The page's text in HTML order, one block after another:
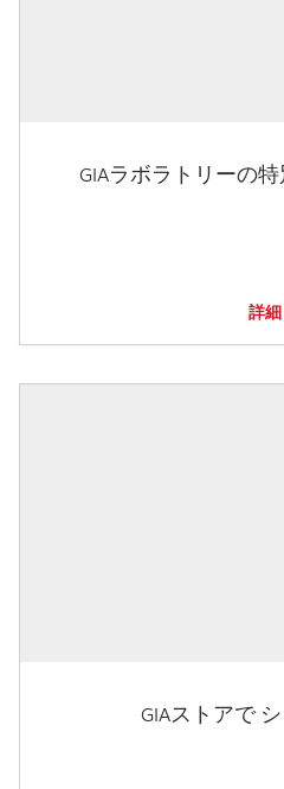
GIAラボラトリーの
詳細
GIAストアで